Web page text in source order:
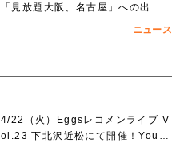
「見放題大阪、名古屋」への出演
ニュース
4/22（火）Eggsレコメンライブ V
ol.23 下北沢近松にて開催！YouT